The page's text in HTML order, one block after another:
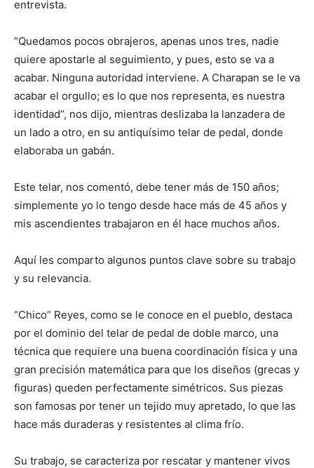
entrevista.
“Quedamos pocos obrajeros, apenas unos tres, nadie
quiere apostarle al seguimiento, y pues, esto se va a
acabar. Ninguna autoridad interviene. A Charapan se le va
acabar el orgullo; es lo que nos representa, es nuestra
identidad”, nos dijo, mientras deslizaba la lanzadera de
un lado a otro, en su antiquísimo telar de pedal, donde
elaboraba un gabán.
Este telar, nos comentó, debe tener más de 150 años;
simplemente yo lo tengo desde hace más de 45 años y
mis ascendientes trabajaron en él hace muchos años.
Aquí les comparto algunos puntos clave sobre su trabajo
y su relevancia.
“Chico” Reyes, como se le conoce en el pueblo, destaca
por el dominio del telar de pedal de doble marco, una
técnica que requiere una buena coordinación física y una
gran precisión matemática para que los diseños (grecas y
figuras) queden perfectamente simétricos. Sus piezas
son famosas por tener un tejido muy apretado, lo que las
hace más duraderas y resistentes al clima frío.
Su trabajo, se caracteriza por rescatar y mantener vivos